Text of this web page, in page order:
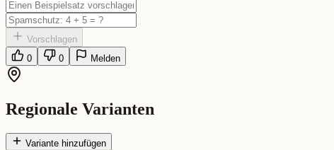
Vorschlagen
0
0 Melden
Regionale Varianten
Variante hinzufügen